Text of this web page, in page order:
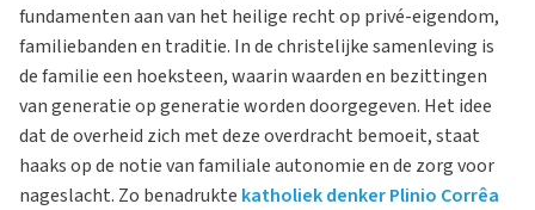
fundamenten aan van het heilige recht op privé-eigendom,
familiebanden en traditie. In de christelijke samenleving is
de familie een hoeksteen, waarin waarden en bezittingen
van generatie op generatie worden doorgegeven. Het idee
dat de overheid zich met deze overdracht bemoeit, staat
haaks op de notie van familiale autonomie en de zorg voor
nageslacht. Zo benadrukte katholiek denker Plinio Corrêa